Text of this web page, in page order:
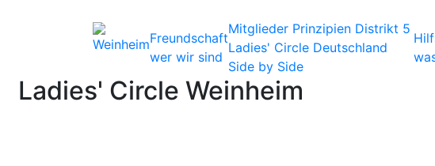
Freundschaft
wer wir sind
Mitglieder Prinzipien Distrikt 5
Ladies' Circle Deutschland
Side by Side
Ladies' Circle Weinheim